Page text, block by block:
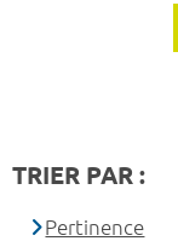
TRIER PAR :
Pertinence